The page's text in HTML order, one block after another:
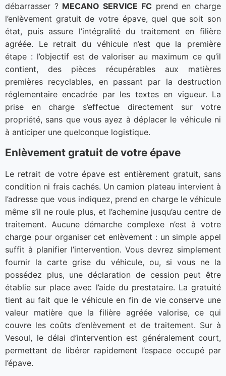
débarrasser ? MECANO SERVICE FC prend en charge
l’enlèvement gratuit de votre épave, quel que soit son
état, puis assure l’intégralité du traitement en filière
agréée. Le retrait du véhicule n’est que la première
étape : l’objectif est de valoriser au maximum ce qu’il
contient, des pièces récupérables aux matières
premières recyclables, en passant par la destruction
réglementaire encadrée par les textes en vigueur. La
prise en charge s’effectue directement sur votre
propriété, sans que vous ayez à déplacer le véhicule ni
à anticiper une quelconque logistique.
Enlèvement gratuit de votre épave
Le retrait de votre épave est entièrement gratuit, sans
condition ni frais cachés. Un camion plateau intervient à
l’adresse que vous indiquez, prend en charge le véhicule
même s’il ne roule plus, et l’achemine jusqu’au centre de
traitement. Aucune démarche complexe n’est à votre
charge pour organiser cet enlèvement : un simple appel
suffit à planifier l’intervention. Vous devrez simplement
fournir la carte grise du véhicule, ou, si vous ne la
possédez plus, une déclaration de cession peut être
établie sur place avec l’aide du prestataire. La gratuité
tient au fait que le véhicule en fin de vie conserve une
valeur matière que la filière agréée valorise, ce qui
couvre les coûts d’enlèvement et de traitement. Sur à
Vesoul, le délai d’intervention est généralement court,
permettant de libérer rapidement l’espace occupé par
l’épave.